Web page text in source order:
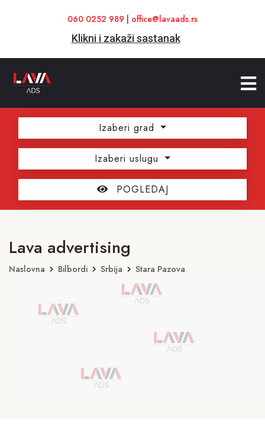
060 0252 989 office@lavaads.rs
Klikni i zakaži sastanak
Izaberi grad
Izaberi uslugu
POGLEDAJ
Lava advertising
Naslovna Bilbordi Srbija Stara Pazova